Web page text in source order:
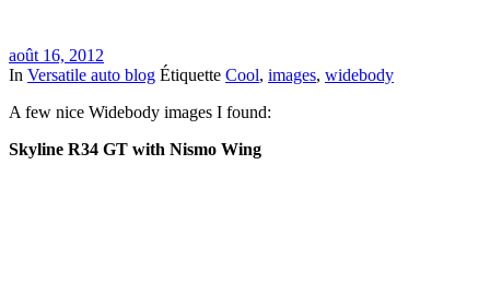
août 16, 2012
In Versatile auto blog Étiquette Cool, images, widebody
A few nice Widebody images I found:
Skyline R34 GT with Nismo Wing